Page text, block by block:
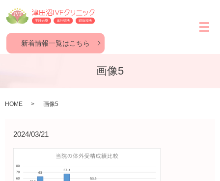
新着情報一覧はこちら
メ
画像5
HOME 画像5
2024/03/21